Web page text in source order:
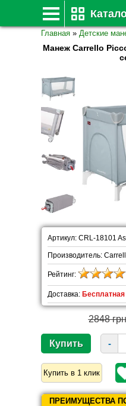
Главная » Детские
Манеж Carrello
Артикул: CRL-18101
Производитель:
Рейтинг:
Доставка:
2848 грн
-
ПРЕИМУЩЕСТВА